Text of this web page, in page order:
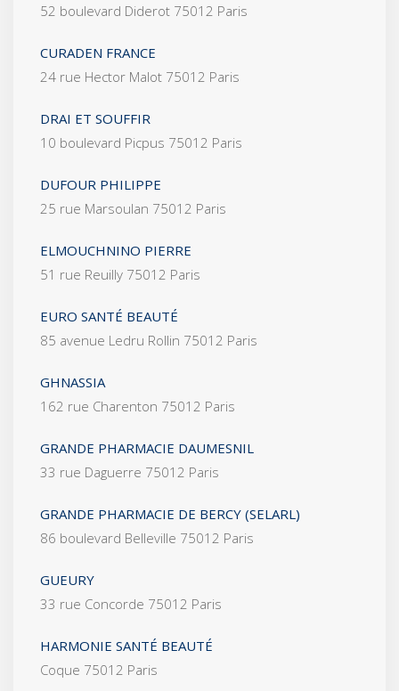
52 boulevard Diderot 75012 Paris
CURADEN FRANCE
24 rue Hector Malot 75012 Paris
DRAI ET SOUFFIR
10 boulevard Picpus 75012 Paris
DUFOUR PHILIPPE
25 rue Marsoulan 75012 Paris
ELMOUCHNINO PIERRE
51 rue Reuilly 75012 Paris
EURO SANTÉ BEAUTÉ
85 avenue Ledru Rollin 75012 Paris
GHNASSIA
162 rue Charenton 75012 Paris
GRANDE PHARMACIE DAUMESNIL
33 rue Daguerre 75012 Paris
GRANDE PHARMACIE DE BERCY (SELARL)
86 boulevard Belleville 75012 Paris
GUEURY
33 rue Concorde 75012 Paris
HARMONIE SANTÉ BEAUTÉ
Coque 75012 Paris